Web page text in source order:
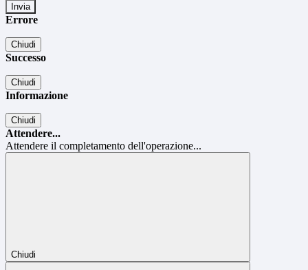
Errore
Chiudi
Successo
Chiudi
Informazione
Chiudi
Attendere...
Attendere il completamento dell'operazione...
Chiudi